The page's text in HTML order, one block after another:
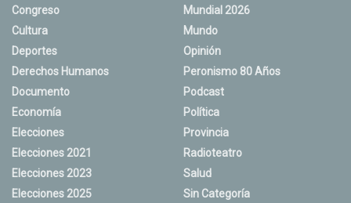
Congreso
Cultura
Deportes
Derechos Humanos
Documento
Economía
Elecciones
Elecciones 2021
Elecciones 2023
Elecciones 2025
Mundial 2026
Mundo
Opinión
Peronismo 80 Años
Podcast
Política
Provincia
Radioteatro
Salud
Sin Categoría